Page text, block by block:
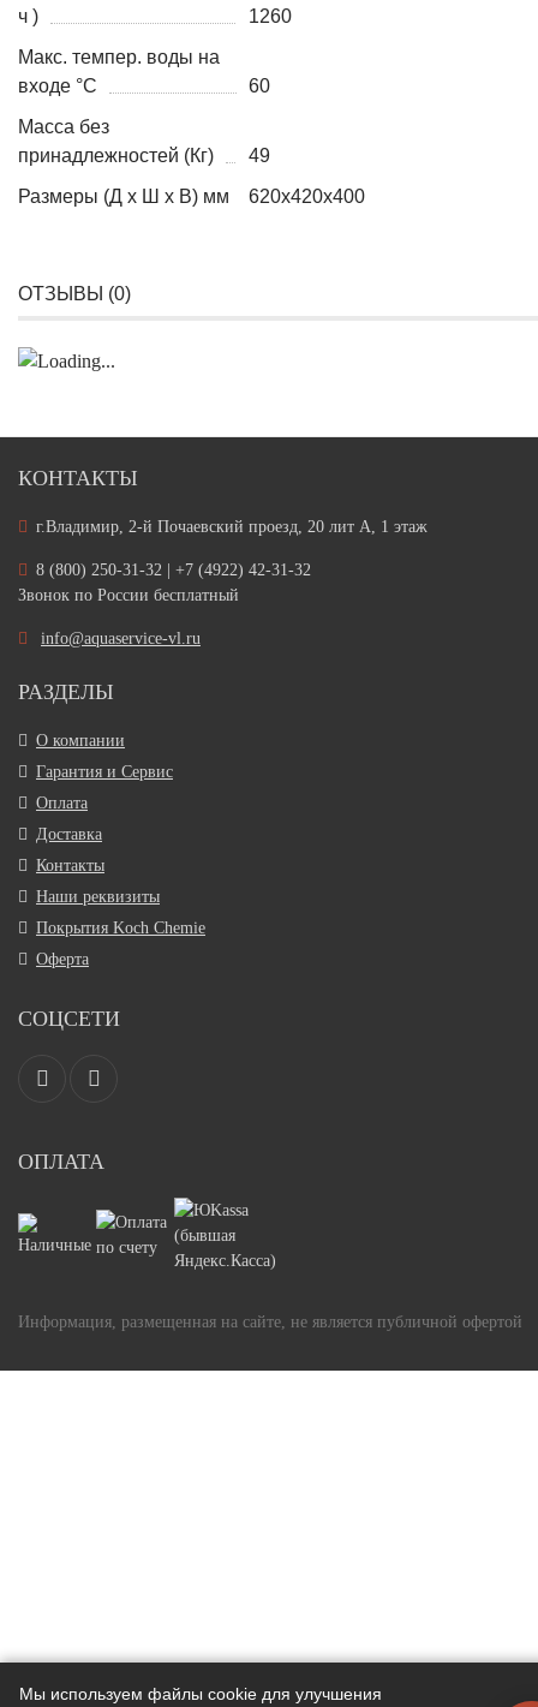
ч )
1260
Макс. темпер. воды на
входе °C
60
Масса без
принадлежностей (Кг)
49
Размеры (Д x Ш x В) мм
620х420х400
ОТЗЫВЫ (0)
КОНТАКТЫ
г.Владимир, 2-й Почаевский проезд, 20 лит А, 1 этаж
8 (800) 250-31-32 | +7 (4922) 42-31-32
Звонок по России бесплатный
info@aquaservice-vl.ru
РАЗДЕЛЫ
О компании
Гарантия и Сервис
Оплата
Доставка
Контакты
Наши реквизиты
Покрытия Koch Chemie
Оферта
СОЦСЕТИ
ОПЛАТА
Информация, размещенная на сайте, не является публичной офертой
Мы используем файлы cookie для улучшения